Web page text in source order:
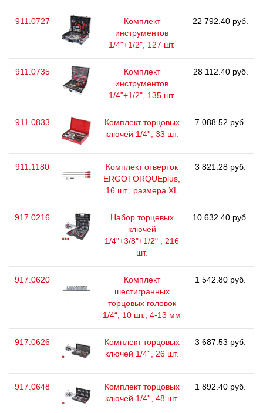
911.0727
Комплект
инструментов
1/4"+1/2", 127 шт.
22 792.40 руб.
911.0735
Комплект
инструментов
1/4"+1/2", 135 шт.
28 112.40 руб.
911.0833
Комплект торцовых
ключей 1/4'', 33 шт.
7 088.52 руб.
911.1180
Комплект отверток
ERGOTORQUEplus,
16 шт., размера ХL
3 821.28 руб.
917.0216
Набор торцевых
ключей
1/4"+3/8"+1/2" , 216
шт.
10 632.40 руб.
917.0620
Комплект
шестигранных
торцовых головок
1/4“, 10 шт., 4-13 мм
1 542.80 руб.
917.0626
Комплект торцовых
ключей 1/4'', 26 шт.
3 687.53 руб.
917.0648
Комплект торцовых
ключей 1/4'', 48 шт.
1 892.40 руб.